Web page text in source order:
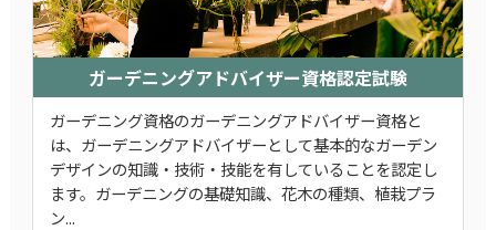
ガーデニングアドバイザー資格認定試験
ガーデニング資格のガーデニングアドバイザー資格と
は、ガーデニングアドバイザーとして基本的なガーデン
デザインの知識・技術・技能を有していることを認定し
ます。ガーデニングの基礎知識、花木の種類、植栽プラ
ン...